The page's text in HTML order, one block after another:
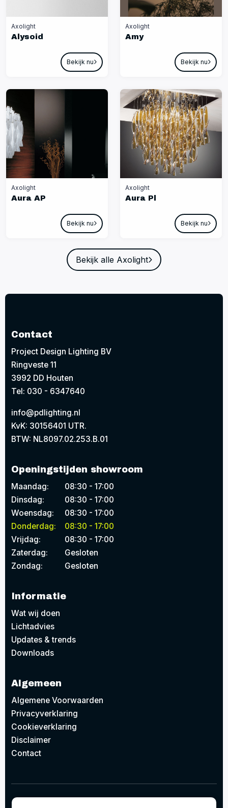
Axolight
Alysoid
Bekijk nu
Axolight
Amy
Bekijk nu
Axolight
Aura AP
Bekijk nu
Axolight
Aura Pl
Bekijk nu
Bekijk alle Axolight
Contact
Project Design Lighting BV
Ringveste 11
3992 DD Houten
Tel: 030 - 6347640
info@pdlighting.nl
KvK: 30156401 UTR.
BTW: NL8097.02.253.B.01
Openingstijden showroom
Maandag:
08:30 - 17:00
Dinsdag:
08:30 - 17:00
Woensdag:
08:30 - 17:00
Donderdag:
08:30 - 17:00
Vrijdag:
08:30 - 17:00
Zaterdag:
Gesloten
Zondag:
Gesloten
Informatie
Wat wij doen
Lichtadvies
Updates & trends
Downloads
Algemeen
Algemene Voorwaarden
Privacyverklaring
Cookieverklaring
Disclaimer
Contact